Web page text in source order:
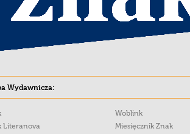
Wydawnicza:
Literanova
Woblink
Miesięcznik Znak